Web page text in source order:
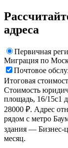
адреса
Первичная
Миграция по
Почтовое
Итоговая
Стоимость
площадь, 16/15с1
28000 ₽. Адрес
рядом с метро
здания — Бизнес-
месяц.